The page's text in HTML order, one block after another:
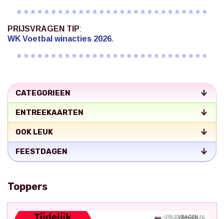
PRIJSVRAGEN TIP:
WK Voetbal winacties 2026.
CATEGORIEEN
ENTREEKAARTEN
OOK LEUK
FEESTDAGEN
Toppers